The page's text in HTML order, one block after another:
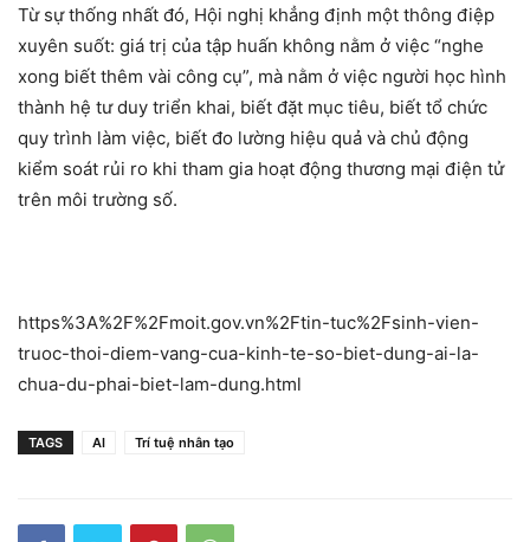
Từ sự thống nhất đó, Hội nghị khẳng định một thông điệp
xuyên suốt: giá trị của tập huấn không nằm ở việc “nghe
xong biết thêm vài công cụ”, mà nằm ở việc người học hình
thành hệ tư duy triển khai, biết đặt mục tiêu, biết tổ chức
quy trình làm việc, biết đo lường hiệu quả và chủ động
kiểm soát rủi ro khi tham gia hoạt động thương mại điện tử
trên môi trường số.
https%3A%2F%2Fmoit.gov.vn%2Ftin-tuc%2Fsinh-vien-
truoc-thoi-diem-vang-cua-kinh-te-so-biet-dung-ai-la-
chua-du-phai-biet-lam-dung.html
TAGS AI Trí tuệ nhân tạo